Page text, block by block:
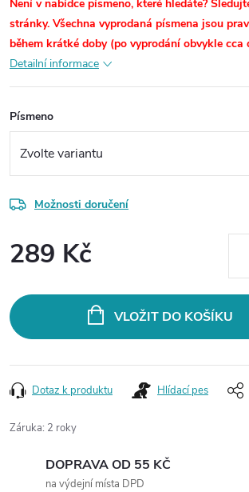
Není v nabídce písmeno, které hledáte?
stránky. Všechna vyprodaná písmena jsou
během krátké doby (po vyprodání obvykle cca
Detailní informace
Písmeno
Možnosti doručení
289 Kč
VLOŽIT DO KOŠÍKU
Dotaz k produktu Hlídací pes
Záruka: 2 roky
DOPRAVA OD 55 KČ
na výdejní místa DPD